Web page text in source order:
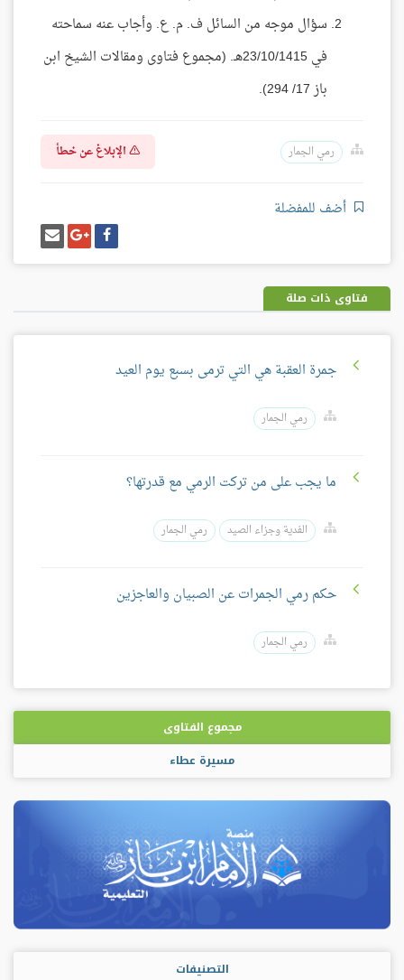
سؤال موجه من السائل ف. م. ع. وأجاب عنه سماحته
في 23/10/1415هـ. (مجموع فتاوى ومقالات الشيخ ابن
باز 17/ 294).
رمي الجمار الإبلاغ عن خطأ
أضف للمفضلة
شارك
على
فيسبوك
شارك
على
غوغل
بلس
إرسل
إيميل
فتاوى ذات صلة
جمرة العقبة هي التي ترمى بسبع يوم العيد
رمي الجمار
ما يجب على من تركت الرمي مع قدرتها؟
الفدية وجزاء الصيد رمي الجمار
حكم رمي الجمرات عن الصبيان والعاجزين
رمي الجمار
مجموع الفتاوى
مسيرة عطاء
التصنيفات